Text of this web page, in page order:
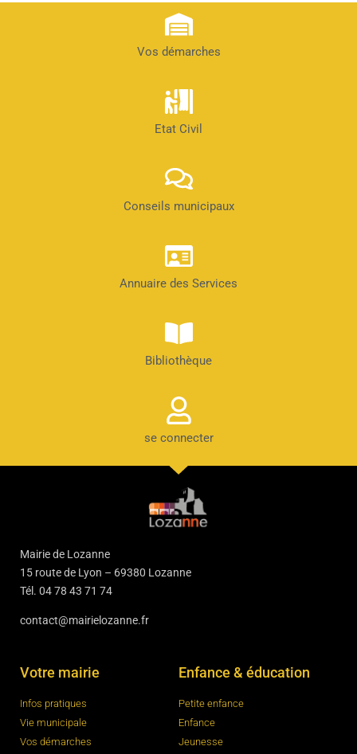
Vos démarches
Etat Civil
Conseils municipaux
Annuaire des Services
Bibliothèque
se connecter
Mairie de Lozanne
15 route de Lyon – 69380 Lozanne
Tél. 04 78 43 71 74
contact@mairielozanne.fr
Votre mairie
Infos pratiques
Vie municipale
Vos démarches
Enfance & éducation
Petite enfance
Enfance
Jeunesse